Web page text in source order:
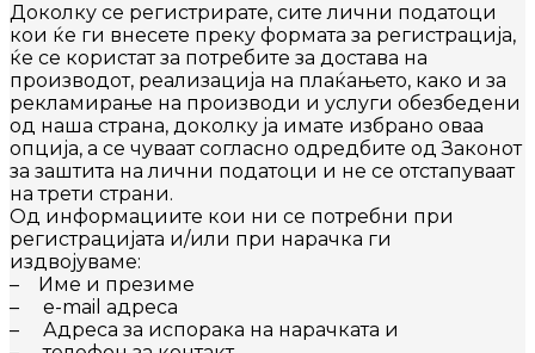
Доколку се регистрирате, сите лични податоци
кои ќе ги внесете преку формата за регистрација,
ќе се користат за потребите за достава на
производот, реализација на плаќањето, како и за
рекламирање на производи и услуги обезбедени
од наша страна, доколку ја имате избрано оваа
опција, а се чуваат согласно одредбите од Законот
за заштита на лични податоци и не се отстапуваат
на трети страни.
Од информациите кои ни се потребни при
регистрацијата и/или при нарачка ги
издвојуваме:
– Име и презиме
– e-mail адреса
– Адреса за испорака на нарачката и